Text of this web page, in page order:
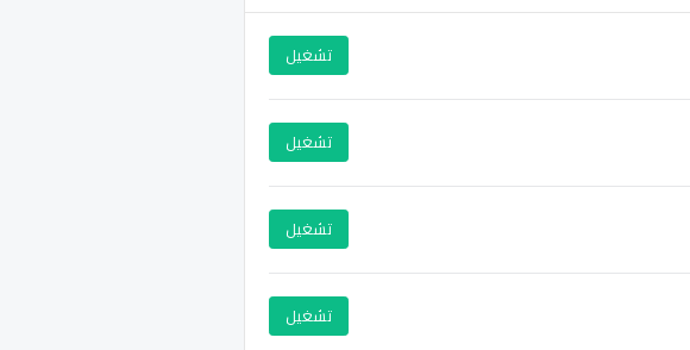
تشغيل
تشغيل
تشغيل
تشغيل